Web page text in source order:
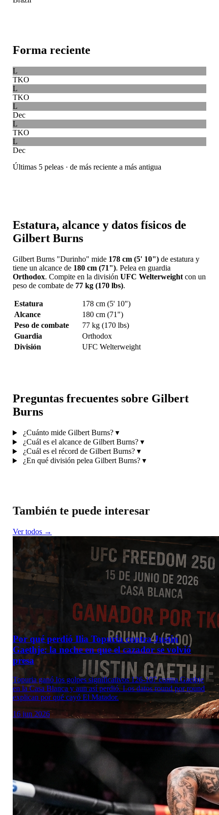
Forma reciente
L
TKO
L
TKO
L
Dec
L
TKO
L
Dec
Últimas 5 peleas · de más reciente a más antigua
Estatura, alcance y datos físicos de
Gilbert Burns
Gilbert Burns "Durinho" mide 178 cm (5' 10")de estatura y
tiene un alcance de 180 cm (71"). Pelea en guardia
Orthodox. Compite en la división UFC Welterweightcon un
peso de combate de 77 kg (170 lbs).
Estatura
178 cm (5' 10")
Alcance
180 cm (71")
Peso de combate
77 kg (170 lbs)
Guardia
Orthodox
División
UFC Welterweight
Preguntas frecuentes sobre Gilbert
Burns
¿Cuánto mide Gilbert Burns? ▾
¿Cuál es el alcance de Gilbert Burns? ▾
¿Cuál es el récord de Gilbert Burns? ▾
¿En qué división pelea Gilbert Burns? ▾
También te puede interesar
Ver todos →
Por qué perdió Ilia Topuria contra Justin
Gaethje: la noche en que el cazador se volvió
presa
Topuria ganó los golpes significativos 126-107 contra Gaethje
en la Casa Blanca y aun así perdió. Los datos round por round
explican por qué cayó El Matador.
16 jun 2026